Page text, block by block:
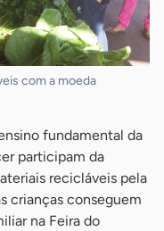
com a moeda
fundamental da
participam da
recicláveis pela
crianças conseguem
na Feira do